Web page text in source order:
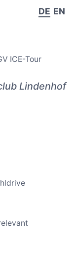
DE EN
ICE-Tour
Lindenhof